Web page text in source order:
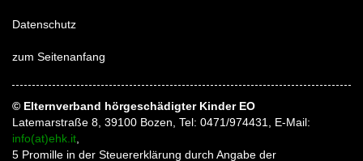
Datenschutz
zum Seitenanfang
© Elternverband hörgeschädigter Kinder EO
Latemarstraße 8, 39100 Bozen, Tel: 0471/974431, E-Mail:
info(at)ehk.it,
5 Promille in der Steuererklärung durch Angabe der